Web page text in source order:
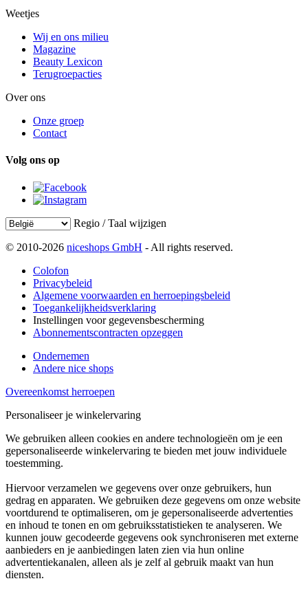
Weetjes
Wij en ons milieu
Magazine
Beauty Lexicon
Terugroepacties
Over ons
Onze groep
Contact
Volg ons op
Regio / Taal wijzigen
© 2010-2026 niceshops GmbH - All rights reserved.
Colofon
Privacybeleid
Algemene voorwaarden en herroepingsbeleid
Toegankelijkheidsverklaring
Instellingen voor gegevensbescherming
Abonnementscontracten opzeggen
Ondernemen
Andere nice shops
Overeenkomst herroepen
Personaliseer je winkelervaring
We gebruiken alleen cookies en andere technologieën om je een
gepersonaliseerde winkelervaring te bieden met jouw individuele
toestemming.
Hiervoor verzamelen we gegevens over onze gebruikers, hun
gedrag en apparaten. We gebruiken deze gegevens om onze website
voortdurend te optimaliseren, om je gepersonaliseerde advertenties
en inhoud te tonen en om gebruiksstatistieken te analyseren. We
kunnen jouw gecodeerde gegevens ook synchroniseren met externe
aanbieders en je aanbiedingen laten zien via hun online
advertentiekanalen, alleen als je zelf al gebruik maakt van hun
diensten.